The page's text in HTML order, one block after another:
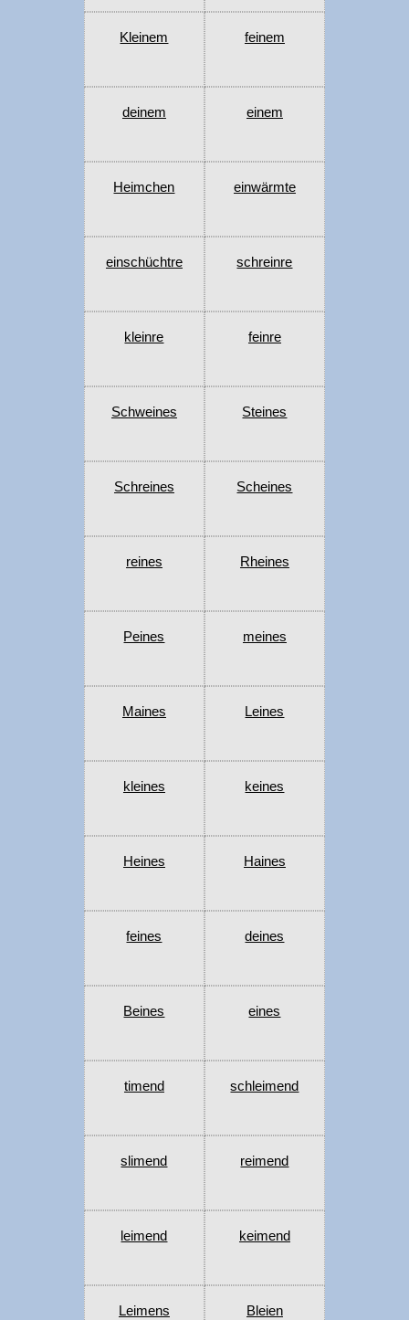
Kleinem feinem
deinem einem
Heimchen einwärmte
einschüchtre schreinre
kleinre feinre
Schweines Steines
Schreines Scheines
reines Rheines
Peines meines
Maines Leines
kleines keines
Heines Haines
feines deines
Beines eines
timend schleimend
slimend reimend
leimend keimend
Leimens Bleien